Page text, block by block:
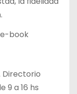
book
Directorio
9 a 16 hs